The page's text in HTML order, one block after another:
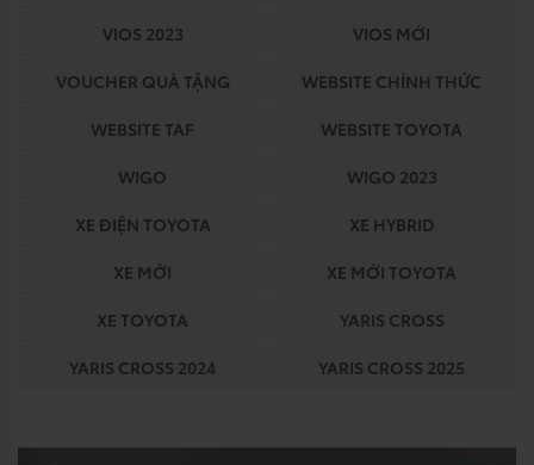
VIOS 2023
VIOS MỚI
VOUCHER QUÀ TẶNG
WEBSITE CHÍNH THỨC
WEBSITE TAF
WEBSITE TOYOTA
WIGO
WIGO 2023
XE ĐIỆN TOYOTA
XE HYBRID
XE MỚI
XE MỚI TOYOTA
XE TOYOTA
YARIS CROSS
YARIS CROSS 2024
YARIS CROSS 2025